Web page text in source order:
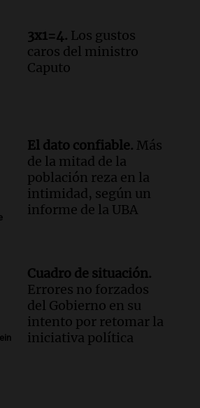
planteó mejorar la
fronteriza, aérea y digital
3x1=4. Los gustos
caros del ministro
Caputo
El dato confiable. Más
de la mitad de la
población reza en la
intimidad, según un
informe de la UBA
Cuadro de situación.
Errores no forzados
del Gobierno en su
intento por retomar la
iniciativa política